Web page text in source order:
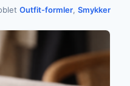
Outfit-formler, Smykker